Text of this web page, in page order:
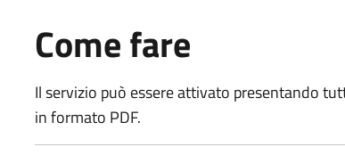
Come fare
Il servizio può essere attivato presentando
in formato PDF.